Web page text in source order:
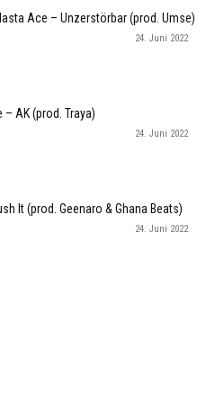
Ace – Unzerstörbar (prod. Umse)
24. Juni 2022
– AK (prod. Traya)
24. Juni 2022
It (prod. Geenaro & Ghana Beats)
24. Juni 2022